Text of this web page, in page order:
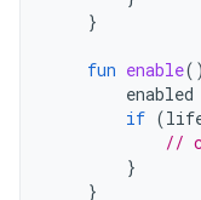
}
fun enable()
enabled
if (
//
}
}